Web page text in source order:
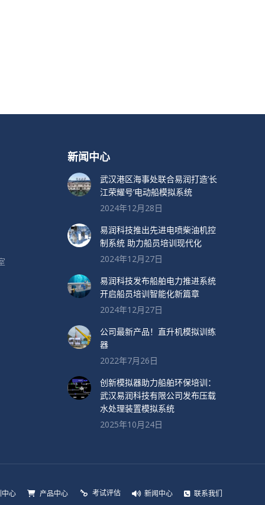
新闻中心
武汉港区海事处联合易润打造’长
江荣耀号’电动船模拟系统
2024年12月28日
易润科技推出先进电喷柴油机控
制系统 助力船员培训现代化
2024年12月27日
易润科技发布船舶电力推进系统
开启船员培训智能化新篇章
2024年12月27日
公司最新产品！直升机模拟训练
器
2022年7月26日
创新模拟器助力船舶环保培训：
武汉易润科技有限公司发布压载
水处理装置模拟系统
2025年10月24日
中心 产品中心 考试评估 新闻中心 联系我们